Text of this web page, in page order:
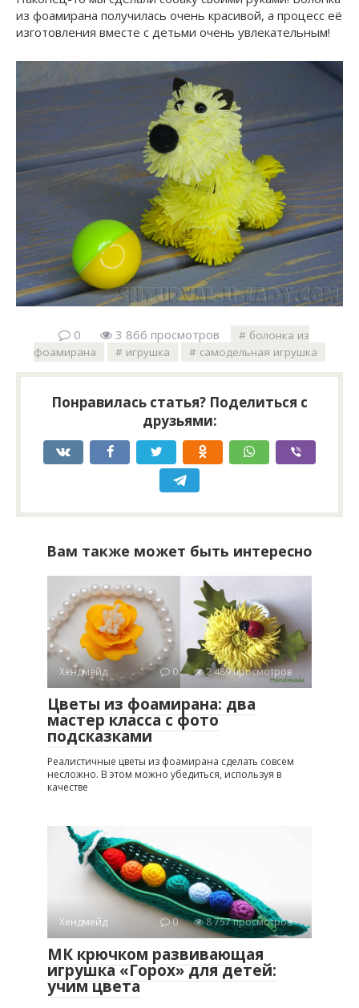
из фоамирана получилась очень красивой, а процесс её
изготовления вместе с детьми очень увлекательным!
0 3 866 просмотров
болонка из
фоамирана
игрушка самодельная игрушка
Понравилась статья? Поделиться с
друзьями:
Вам также может быть интересно
Хендмейд 0 2 489 просмотров
Цветы из фоамирана: два
мастер класса с фото
подсказками
Реалистичные цветы из фоамирана сделать совсем
несложно. В этом можно убедиться, используя в
качестве
Хендмейд 0 8 757 просмотров
МК крючком развивающая
игрушка «Горох» для детей:
учим цвета